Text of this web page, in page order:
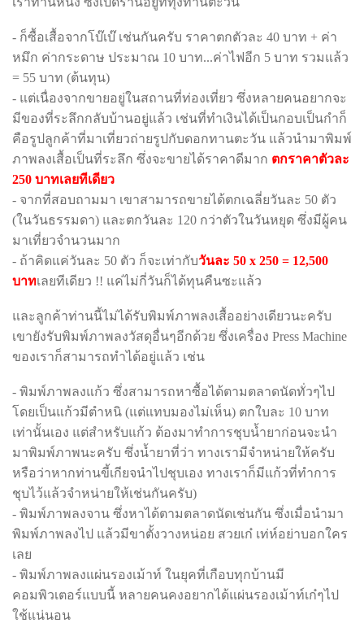
- ก็ซื้อเสื้อจากโบ๊เบ๊ เช่นกันครับ ราคาตกตัวละ 40 บาท + ค่า
หมึก ค่ากระดาษ ประมาณ 10 บาท...ค่าไฟอีก 5 บาท รวมแล้ว
= 55 บาท (ต้นทุน)
- แต่เนื่องจากขายอยู่ในสถานที่ท่องเที่ยว ซึ่งหลายคนอยากจะ
มีของที่ระลึกกลับบ้านอยู่แล้ว เช่นที่ทำเงินได้เป็นกอบเป็นกำก็
คือรูปลูกค้าที่มาเที่ยวถ่ายรูปกับดอกทานตะวัน แล้วนำมาพิมพ์
ภาพลงเสื้อเป็นที่ระลึก ซึ่งจะขายได้ราคาดีมาก ตกราคาตัวละ
250 บาทเลยทีเดียว
- จากที่สอบถามมา เขาสามารถขายได้ตกเฉลี่ยวันละ 50 ตัว
(ในวันธรรมดา) และตกวันละ 120 กว่าตัวในวันหยุด ซึ่งมีผู้คน
มาเที่ยวจำนวนมาก
- ถ้าคิดแค่วันละ 50 ตัว ก็จะเท่ากับวันละ 50 x 250 = 12,500
บาทเลยทีเดียว !! แค่ไม่กี่วันก็ได้ทุนคืนซะแล้ว
และลูกค้าท่านนี้ไม่ได้รับพิมพ์ภาพลงเสื้ออย่างเดียวนะครับ
เขายังรับพิมพ์ภาพลงวัสดุอื่นๆอีกด้วย ซึ่งเครื่อง Press Machine
ของเราก็สามารถทำได้อยู่แล้ว เช่น
- พิมพ์ภาพลงแก้ว ซึ่งสามารถหาซื้อได้ตามตลาดนัดทั่วๆไป
โดยเป็นแก้วมีตำหนิ (แต่แทบมองไม่เห็น) ตกใบละ 10 บาท
เท่านั้นเอง แต่สำหรับแก้ว ต้องมาทำการชุบน้ำยาก่อนจะนำ
มาพิมพ์ภาพนะครับ ซึ่งน้ำยาที่ว่า ทางเรามีจำหน่ายให้ครับ
หรือว่าหากท่านขี้เกียจนำไปชุบเอง ทางเราก็มีแก้วที่ทำการ
ชุบไว้แล้วจำหน่ายให้เช่นกันครับ)
- พิมพ์ภาพลงจาน ซึ่งหาได้ตามตลาดนัดเช่นกัน ซึ่งเมื่อนำมา
พิมพ์ภาพลงไป แล้วมีขาตั้งวางหน่อย สวยเก๋ เท่ห์อย่าบอกใคร
เลย
- พิมพ์ภาพลงแผ่นรองเม้าท์ ในยุคที่เกือบทุกบ้านมี
คอมพิวเตอร์แบบนี้ หลายคนคงอยากได้แผ่นรองเม้าท์เก๋ๆไป
ใช้แน่นอน